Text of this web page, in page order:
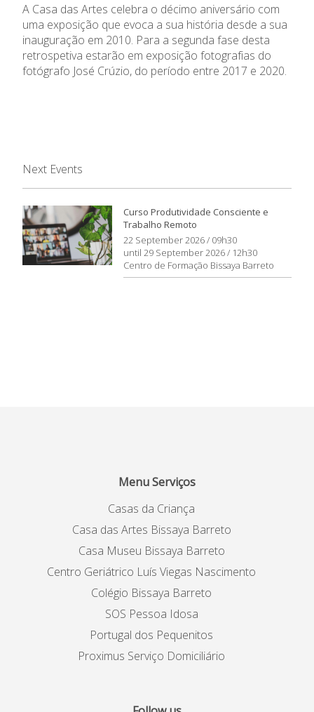
A Casa das Artes celebra o décimo aniversário com
uma exposição que evoca a sua história desde a sua
inauguração em 2010. Para a segunda fase desta
retrospetiva estarão em exposição fotografias do
fotógrafo José Crúzio, do período entre 2017 e 2020.
Next Events
Curso Produtividade Consciente e
Trabalho Remoto
22 September 2026 / 09h30
until 29 September 2026 / 12h30
Centro de Formação Bissaya Barreto
Menu Serviços
Casas da Criança
Casa das Artes Bissaya Barreto
Casa Museu Bissaya Barreto
Centro Geriátrico Luís Viegas Nascimento
Colégio Bissaya Barreto
SOS Pessoa Idosa
Portugal dos Pequenitos
Proximus Serviço Domiciliário